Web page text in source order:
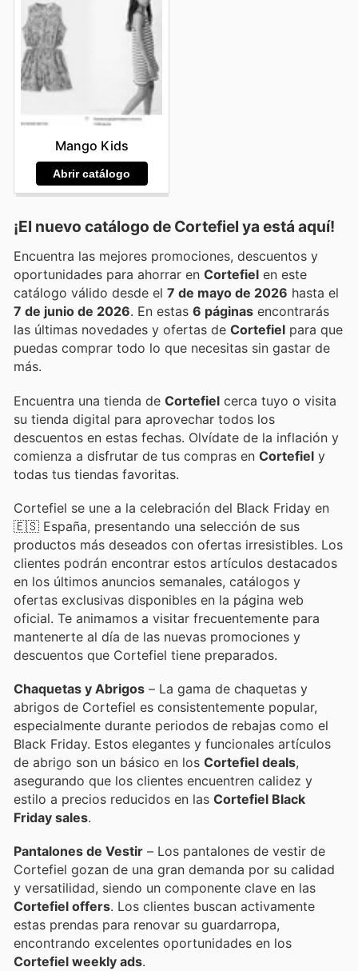
Mango Kids
Abrir catálogo
¡El nuevo catálogo de Cortefiel ya está aquí!
Encuentra las mejores promociones, descuentos y
oportunidades para ahorrar en Cortefiel en este
catálogo válido desde el 7 de mayo de 2026 hasta el
7 de junio de 2026 . En estas 6 páginas encontrarás
las últimas novedades y ofertas de Cortefiel para que
puedas comprar todo lo que necesitas sin gastar de
más.
Encuentra una tienda de Cortefiel cerca tuyo o visita
su tienda digital para aprovechar todos los
descuentos en estas fechas. Olvídate de la inflación y
comienza a disfrutar de tus compras en Cortefiel y
todas tus tiendas favoritas.
Cortefiel se une a la celebración del Black Friday en
🇪🇸 España, presentando una selección de sus
productos más deseados con ofertas irresistibles. Los
clientes podrán encontrar estos artículos destacados
en los últimos anuncios semanales, catálogos y
ofertas exclusivas disponibles en la página web
oficial. Te animamos a visitar frecuentemente para
mantenerte al día de las nuevas promociones y
descuentos que Cortefiel tiene preparados.
Chaquetas y Abrigos – La gama de chaquetas y
abrigos de Cortefiel es consistentemente popular,
especialmente durante periodos de rebajas como el
Black Friday. Estos elegantes y funcionales artículos
de abrigo son un básico en los Cortefiel deals,
asegurando que los clientes encuentren calidez y
estilo a precios reducidos en las Cortefiel Black
Friday sales.
Pantalones de Vestir – Los pantalones de vestir de
Cortefiel gozan de una gran demanda por su calidad
y versatilidad, siendo un componente clave en las
Cortefiel offers. Los clientes buscan activamente
estas prendas para renovar su guardarropa,
encontrando excelentes oportunidades en los
Cortefiel weekly ads.